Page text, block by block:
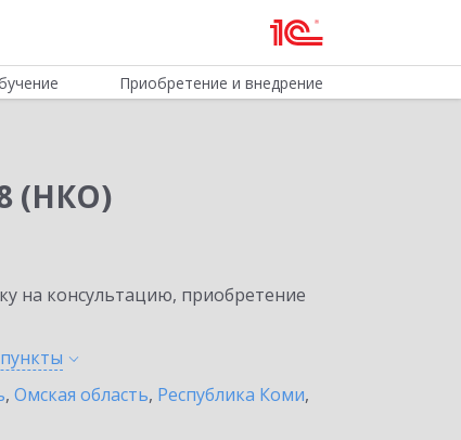
Приобретение и внедрение
(НКО)
на консультацию, приобретение
пункты
, Омская область, Республика Коми,